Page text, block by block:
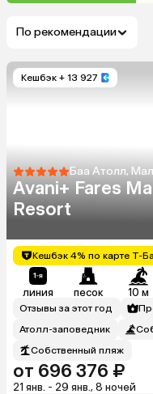
По рекомендации
Кешбэк + 13 927
Баа Атолл,
Avani+ Fares
Resort
Кешбэк 4% по карте Т-
линия песок 10 м
Отзывы за этот год
Атолл-заповедник
Собственный пляж
от 696 376 ₽
21 янв. - 29 янв., 8 ночей